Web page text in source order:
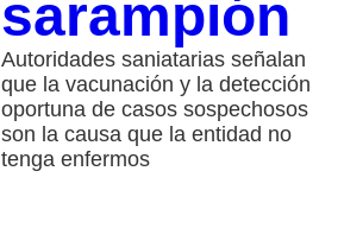
sarampión
Autoridades saniatarias señalan
que la vacunación y la detección
oportuna de casos sospechosos
son la causa que la entidad no
tenga enfermos